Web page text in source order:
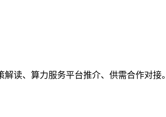
读、算力服务平台推介、供需合作对接。